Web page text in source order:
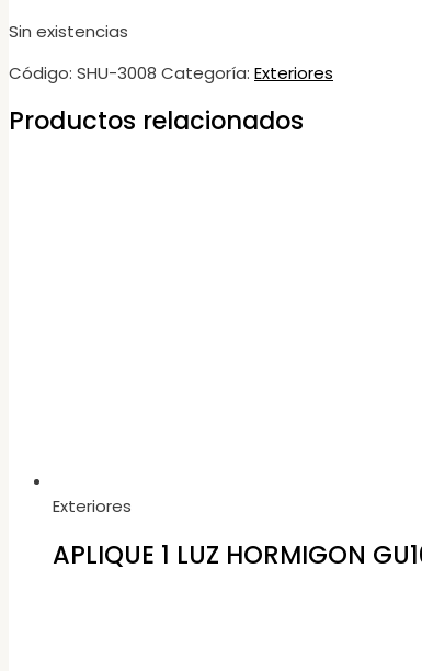
Sin existencias
Código: SHU-3008 Categoría: Exteriores
Productos relacionados
Exteriores
APLIQUE 1 LUZ HORMIGON